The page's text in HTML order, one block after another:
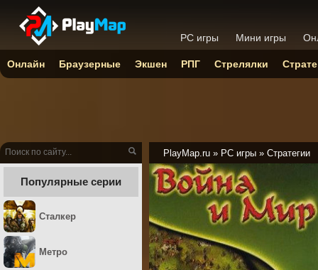
PlayMap.ru » PC игры » Стратегии
Популярные серии
Сталкер
Метро
PC игры Мини игры
Онлайн Браузерные Экшен РПГ Стрелялки